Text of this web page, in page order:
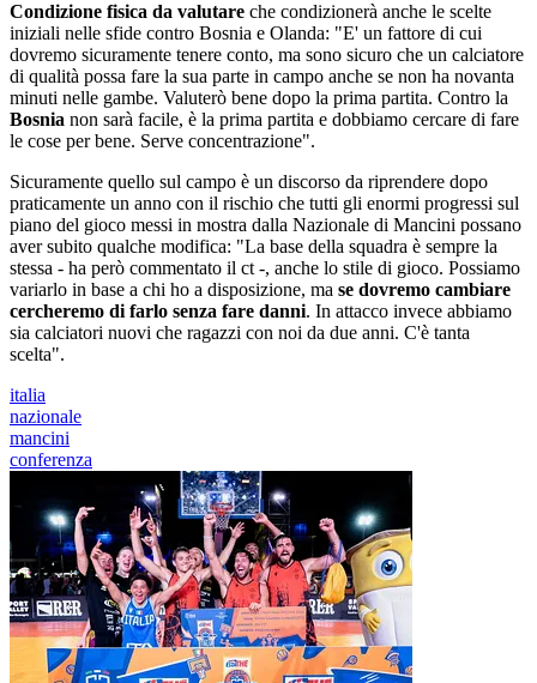
Condizione fisica da valutare che condizionerà anche le scelte
iniziali nelle sfide contro Bosnia e Olanda: "E' un fattore di cui
dovremo sicuramente tenere conto, ma sono sicuro che un calciatore
di qualità possa fare la sua parte in campo anche se non ha novanta
minuti nelle gambe. Valuterò bene dopo la prima partita. Contro la
Bosnia non sarà facile, è la prima partita e dobbiamo cercare di fare
le cose per bene. Serve concentrazione".
Sicuramente quello sul campo è un discorso da riprendere dopo
praticamente un anno con il rischio che tutti gli enormi progressi sul
piano del gioco messi in mostra dalla Nazionale di Mancini possano
aver subito qualche modifica: "La base della squadra è sempre la
stessa - ha però commentato il ct -, anche lo stile di gioco. Possiamo
variarlo in base a chi ho a disposizione, ma se dovremo cambiare
cercheremo di farlo senza fare danni. In attacco invece abbiamo
sia calciatori nuovi che ragazzi con noi da due anni. C'è tanta
scelta".
italia
nazionale
mancini
conferenza